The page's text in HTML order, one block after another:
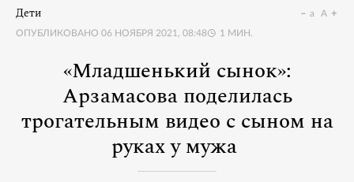
Дети
ОПУБЛИКОВАНО 06 НОЯБРЯ 2021, 08:48 1 МИН.
a A
«Младшенький сынок»:
Арзамасова поделилась
трогательным видео с сыном на
руках у мужа